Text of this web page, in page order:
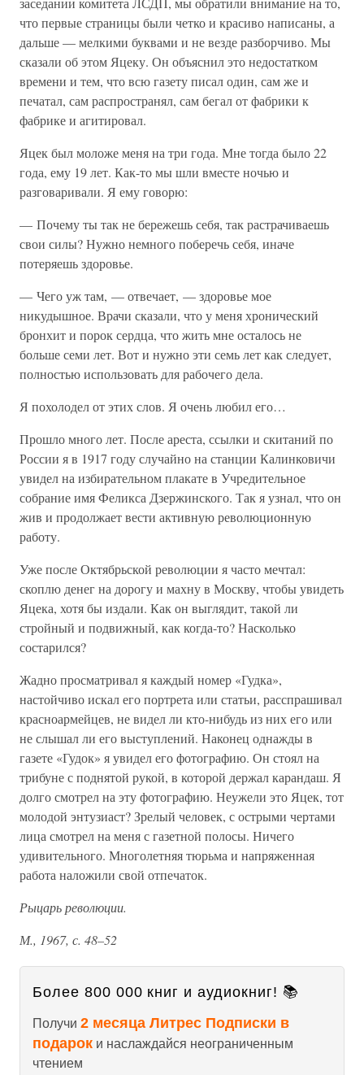
что первые страницы были четко и красиво написаны, а
дальше — мелкими буквами и не везде разборчиво. Мы
сказали об этом Яцеку. Он объяснил это недостатком
времени и тем, что всю газету писал один, сам же и
печатал, сам распространял, сам бегал от фабрики к
фабрике и агитировал.
Яцек был моложе меня на три года. Мне тогда было 22
года, ему 19 лет. Как-то мы шли вместе ночью и
разговаривали. Я ему говорю:
— Почему ты так не бережешь себя, так растрачиваешь
свои силы? Нужно немного поберечь себя, иначе
потеряешь здоровье.
— Чего уж там, — отвечает, — здоровье мое
никудышное. Врачи сказали, что у меня хронический
бронхит и порок сердца, что жить мне осталось не
больше семи лет. Вот и нужно эти семь лет как следует,
полностью использовать для рабочего дела.
Я похолодел от этих слов. Я очень любил его…
Прошло много лет. После ареста, ссылки и скитаний по
России я в 1917 году случайно на станции Калинковичи
увидел на избирательном плакате в Учредительное
собрание имя Феликса Дзержинского. Так я узнал, что он
жив и продолжает вести активную революционную
работу.
Уже после Октябрьской революции я часто мечтал:
скоплю денег на дорогу и махну в Москву, чтобы увидеть
Яцека, хотя бы издали. Как он выглядит, такой ли
стройный и подвижный, как когда-то? Насколько
состарился?
Жадно просматривал я каждый номер «Гудка»,
настойчиво искал его портрета или статьи, расспрашивал
красноармейцев, не видел ли кто-нибудь из них его или
не слышал ли его выступлений. Наконец однажды в
газете «Гудок» я увидел его фотографию. Он стоял на
трибуне с поднятой рукой, в которой держал карандаш. Я
долго смотрел на эту фотографию. Неужели это Яцек, тот
молодой энтузиаст? Зрелый человек, с острыми чертами
лица смотрел на меня с газетной полосы. Ничего
удивительного. Многолетняя тюрьма и напряженная
работа наложили свой отпечаток.
Рыцарь революции.
М., 1967, с. 48–52
Более 800 000 книг и аудиокниг! 📚
Получи 2 месяца Литрес Подписки в
подарок и наслаждайся неограниченным
чтением